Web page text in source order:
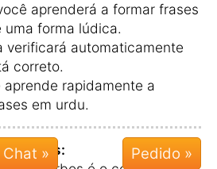
aprenderá a formar frases
uma forma lúdica.
verificará automaticamente
correto.
aprende rapidamente a
em urdu.
verbos:
Chat »